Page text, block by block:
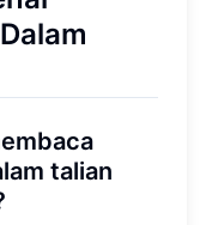
talian